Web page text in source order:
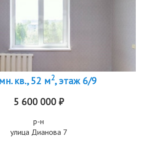
кв., 52 м2, этаж 6/9
5 600 000 ₽
р-н
улица Дианова 7